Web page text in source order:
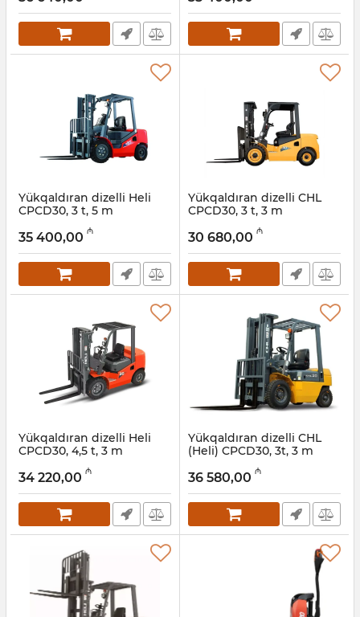
Yükqaldıran dizelli Heli
CPCD30, 3 t, 5 m
056001015
35 400,00 ₼
Yükqaldıran dizelli CHL
CPCD30, 3 t, 3 m
056001014
30 680,00 ₼
Yükqaldıran dizelli Heli
CPCD30, 4,5 t, 3 m
056001013
34 220,00 ₼
Yükqaldıran dizelli CHL
(Heli) CPCD30, 3t, 3 m
056001012
36 580,00 ₼